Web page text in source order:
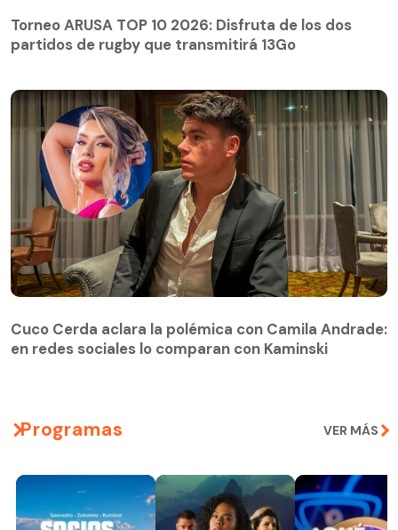
Torneo ARUSA TOP 10 2026: Disfruta de los dos
partidos de rugby que transmitirá 13Go
Cuco Cerda aclara la polémica con Camila Andrade:
en redes sociales lo comparan con Kaminski
Programas VER MÁS